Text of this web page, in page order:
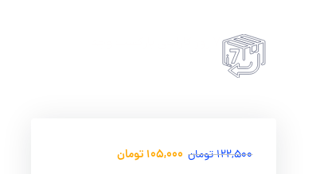
122,500تومان 105,000 تومان